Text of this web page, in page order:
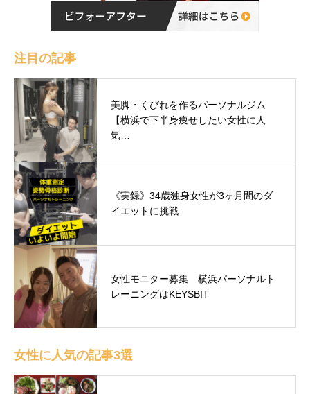
注目の記事
美脚・くびれを作るパーソナルジム
【横浜で下半身痩せしたい女性に人
気…
《実録》34歳独身女性が3ヶ月間のダ
イエットに挑戦
女性モニター募集 横浜パーソナルト
レーニングはKEYSBIT
女性に人気の記事3選